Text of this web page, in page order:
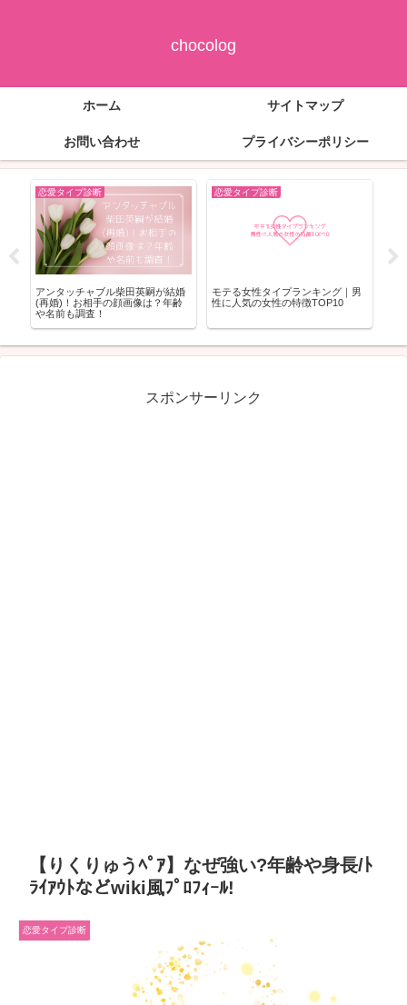
chocolog
ホーム サイトマップ
お問い合わせ プライバシーポリシー
恋愛タイプ診断
アンタッチャブル柴田英嗣が結婚
(再婚)！お相手の顔画像は？年齢
や名前も調査！
恋愛タイプ診断
モテる女性タイプランキング｜男
性に人気の女性の特徴TOP10
スポンサーリンク
【りくりゅうﾍﾟｱ】なぜ強い?年齢や身長/ﾄ
ﾗｲｱｳﾄなどwiki風ﾌﾟﾛﾌｨｰﾙ!
恋愛タイプ診断